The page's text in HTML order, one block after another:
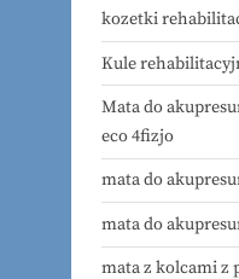
kozetki
Kule
Mata do
eco 4fizjo
mata do
mata do
mata z kolcami z